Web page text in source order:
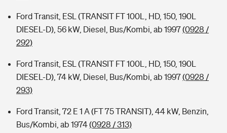
Ford Transit, ESL (TRANSIT FT 100L, HD, 150, 190L
DIESEL-D), 56 kW, Diesel, Bus/Kombi, ab 1997(0928 /
292)
Ford Transit, ESL (TRANSIT FT 100L, HD, 150, 190L
DIESEL-D), 74 kW, Diesel, Bus/Kombi, ab 1997(0928 /
293)
Ford Transit, 72 E 1 A (FT 75 TRANSIT), 44 kW, Benzin,
Bus/Kombi, ab 1974(0928 / 313)